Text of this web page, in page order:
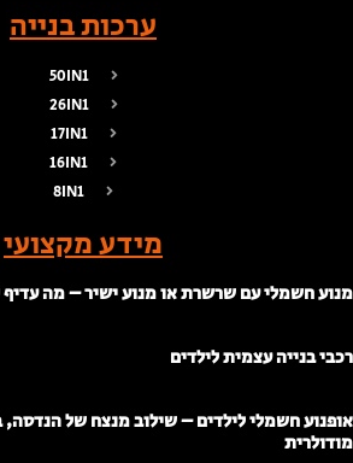
ערכות בנייה
50IN1
26IN1
17IN1
16IN1
8IN1
מידע מקצועי
חשמלי עם שרשרת או מנוע ישיר – מה עדיף
בנייה עצמית לילדים
חשמלי לילדים – שילוב מנצח של הנדסה,